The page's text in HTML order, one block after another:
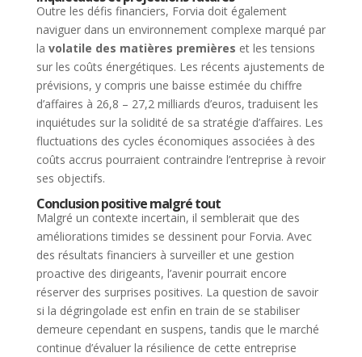
Outre les défis financiers, Forvia doit également
naviguer dans un environnement complexe marqué par
la volatile des matières premières et les tensions
sur les coûts énergétiques. Les récents ajustements de
prévisions, y compris une baisse estimée du chiffre
d’affaires à 26,8 – 27,2 milliards d’euros, traduisent les
inquiétudes sur la solidité de sa stratégie d’affaires. Les
fluctuations des cycles économiques associées à des
coûts accrus pourraient contraindre l’entreprise à revoir
ses objectifs.
Conclusion positive malgré tout
Malgré un contexte incertain, il semblerait que des
améliorations timides se dessinent pour Forvia. Avec
des résultats financiers à surveiller et une gestion
proactive des dirigeants, l’avenir pourrait encore
réserver des surprises positives. La question de savoir
si la dégringolade est enfin en train de se stabiliser
demeure cependant en suspens, tandis que le marché
continue d’évaluer la résilience de cette entreprise